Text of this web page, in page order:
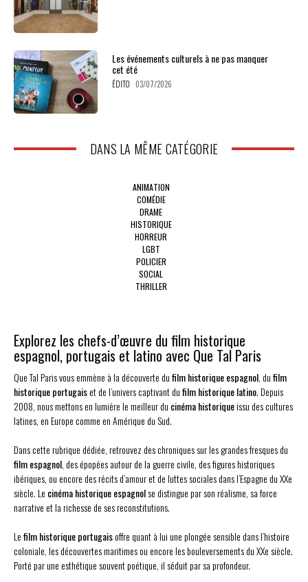
Les événements culturels à ne pas manquer
cet été
ÉDITO 03/07/2026
DANS LA MÊME CATÉGORIE
ANIMATION
COMÉDIE
DRAME
HISTORIQUE
HORREUR
LGBT
POLICIER
SOCIAL
THRILLER
Explorez les chefs-d’œuvre du film historique
espagnol, portugais et latino avec Que Tal Paris
Que Tal Paris vous emmène à la découverte dufilm historique espagnol, dufilm
historique portugaiset de l’univers captivant dufilm historique latino. Depuis
2008, nous mettons en lumière le meilleur du cinéma historiqueissu des cultures
latines, en Europe comme en Amérique du Sud.
Dans cette rubrique dédiée, retrouvez des chroniques sur les grandes fresques du
film espagnol, des épopées autour de la guerre civile, des figures historiques
ibériques, ou encore des récits d’amour et de luttes sociales dans l’Espagne du XXe
siècle. Le cinéma historique espagnolse distingue par son réalisme, sa force
narrative et la richesse de ses reconstitutions.
Lefilm historique portugaisoffre quant à lui une plongée sensible dans l’histoire
coloniale, les découvertes maritimes ou encore les bouleversements du XXe siècle.
Porté par une esthétique souvent poétique, il séduit par sa profondeur.